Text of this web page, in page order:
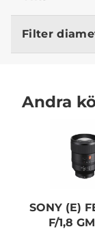
Filter
Andra
SONY (E)
F/1,8